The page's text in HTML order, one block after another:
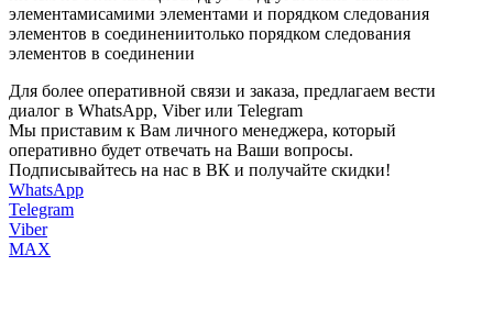
элементамисамими элементами и порядком следования
элементов в соединениитолько порядком следования
элементов в соединении
Для более оперативной связи и заказа, предлагаем вести
диалог в WhatsApp, Viber или Telegram
Мы приставим к Вам личного менеджера, который
оперативно будет отвечать на Ваши вопросы.
Подписывайтесь на нас в ВК и получайте скидки!
WhatsApp
Telegram
Viber
MAX